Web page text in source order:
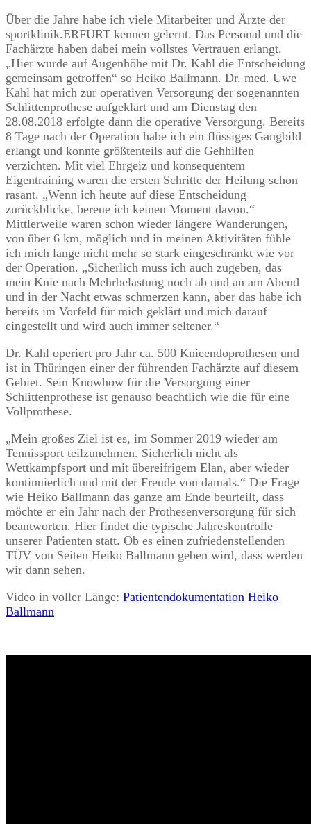
Über die Jahre habe ich viele Mitarbeiter und Ärzte der
sportklinik.ERFURT kennen gelernt. Das Personal und die
Fachärzte haben dabei mein vollstes Vertrauen erlangt.
„Hier wurde auf Augenhöhe mit Dr. Kahl die Entscheidung
gemeinsam getroffen“ so Heiko Ballmann. Dr. med. Uwe
Kahl hat mich zur operativen Versorgung der sogenannten
Schlittenprothese aufgeklärt und am Dienstag den
28.08.2018 erfolgte dann die operative Versorgung. Bereits
8 Tage nach der Operation habe ich ein flüssiges Gangbild
erlangt und konnte größtenteils auf die Gehhilfen
verzichten. Mit viel Ehrgeiz und konsequentem
Eigentraining waren die ersten Schritte der Heilung schon
rasant. „Wenn ich heute auf diese Entscheidung
zurückblicke, bereue ich keinen Moment davon.“
Mittlerweile waren schon wieder längere Wanderungen,
von über 6 km, möglich und in meinen Aktivitäten fühle
ich mich lange nicht mehr so stark eingeschränkt wie vor
der Operation. „Sicherlich muss ich auch zugeben, das
mein Knie nach Mehrbelastung noch ab und an am Abend
und in der Nacht etwas schmerzen kann, aber das habe ich
bereits im Vorfeld für mich geklärt und mich darauf
eingestellt und wird auch immer seltener.“
Dr. Kahl operiert pro Jahr ca. 500 Knieendoprothesen und
ist in Thüringen einer der führenden Fachärzte auf diesem
Gebiet. Sein Knowhow für die Versorgung einer
Schlittenprothese ist genauso beachtlich wie die für eine
Vollprothese.
„Mein großes Ziel ist es, im Sommer 2019 wieder am
Tennissport teilzunehmen. Sicherlich nicht als
Wettkampfsport und mit übereifrigem Elan, aber wieder
kontinuierlich und mit der Freude von damals.“ Die Frage
wie Heiko Ballmann das ganze am Ende beurteilt, dass
möchte er ein Jahr nach der Prothesenversorgung für sich
beantworten. Hier findet die typische Jahreskontrolle
unserer Patienten statt. Ob es einen zufriedenstellenden
TÜV von Seiten Heiko Ballmann geben wird, dass werden
wir dann sehen.
Video in voller Länge: Patientendokumentation Heiko
Ballmann